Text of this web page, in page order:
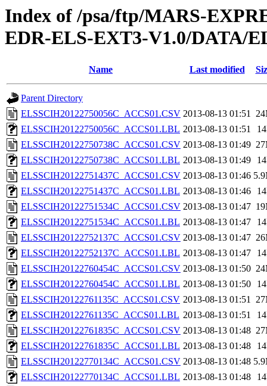
Index of /psa/ftp/MARS-
EDR-ELS-EXT3-V1.0/DATA/
Name Last modified
Parent Directory
ELSSCIH20122750056C_ACCS01.CSV 2013-08-13 01:51
ELSSCIH20122750056C_ACCS01.LBL 2013-08-13 01:51
ELSSCIH20122750738C_ACCS01.CSV 2013-08-13 01:49
ELSSCIH20122750738C_ACCS01.LBL 2013-08-13 01:49
ELSSCIH20122751437C_ACCS01.CSV 2013-08-13 01:46
ELSSCIH20122751437C_ACCS01.LBL 2013-08-13 01:46
ELSSCIH20122751534C_ACCS01.CSV 2013-08-13 01:47
ELSSCIH20122751534C_ACCS01.LBL 2013-08-13 01:47
ELSSCIH20122752137C_ACCS01.CSV 2013-08-13 01:47
ELSSCIH20122752137C_ACCS01.LBL 2013-08-13 01:47
ELSSCIH20122760454C_ACCS01.CSV 2013-08-13 01:50
ELSSCIH20122760454C_ACCS01.LBL 2013-08-13 01:50
ELSSCIH20122761135C_ACCS01.CSV 2013-08-13 01:51
ELSSCIH20122761135C_ACCS01.LBL 2013-08-13 01:51
ELSSCIH20122761835C_ACCS01.CSV 2013-08-13 01:48
ELSSCIH20122761835C_ACCS01.LBL 2013-08-13 01:48
ELSSCIH20122770134C_ACCS01.CSV 2013-08-13 01:48
ELSSCIH20122770134C_ACCS01.LBL 2013-08-13 01:48